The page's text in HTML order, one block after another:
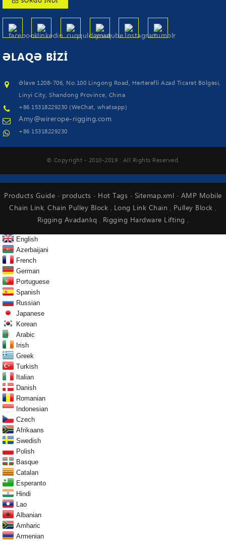
ƏLAQƏ BIZI
Əlavə 1208-706, No.100 Lingong Road, Hərtərəfli Azad Ticarət Bölgəsi,
Linyi City, Shandong Province, China
+86 15318229230 (WeChat, whatsapp)
Amy@wirerope-rigging.com
+86 15318229230
© Copyright - 2010-2019 : All Rights Reserved.
Products Guide - products - Hot Tags - Sitemap.xml - AMP Mobile
Chain Link,Chain Pulley Block , Long Link Chain , Pulley Block,
Rigging Avadanlıq , Rigging Hardware Lifting ,
English
Azerbaijani
French
German
Portuguese
Spanish
Russian
Japanese
Korean
Arabic
Irish
Greek
Turkish
Italian
Danish
Romanian
Indonesian
Czech
Afrikaans
Swedish
Polish
Basque
Catalan
Esperanto
Hindi
Lao
Albanian
Amharic
Armenian